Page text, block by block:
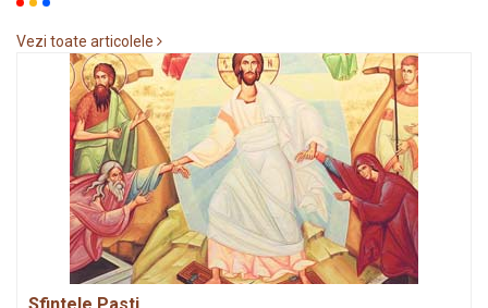
Vezi toate articolele